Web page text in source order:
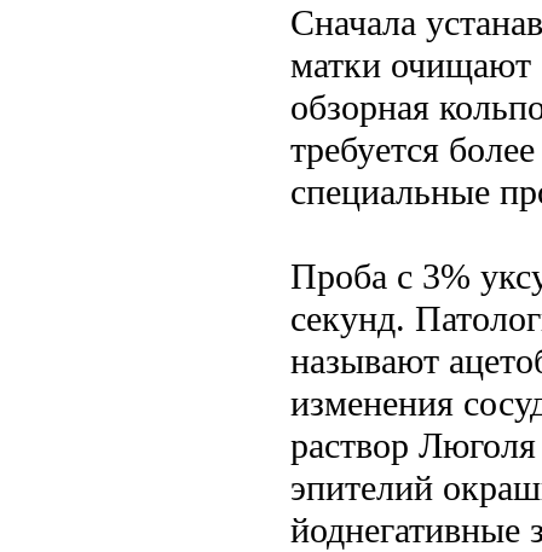
Сначала
матки очищают
обзорная
требуется
специальные
Проба с 3%
секунд.
называют
изменения
раствор
эпителий
йоднегативные